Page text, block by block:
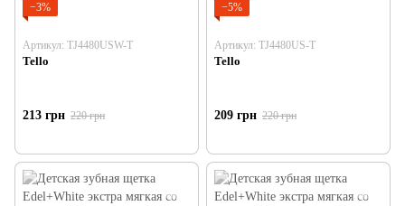
−3%
Артикул: TJ4480USW-T
Tello
213 грн 220 грн
−5%
Артикул: TJ4480US-T
Tello
209 грн 220 грн